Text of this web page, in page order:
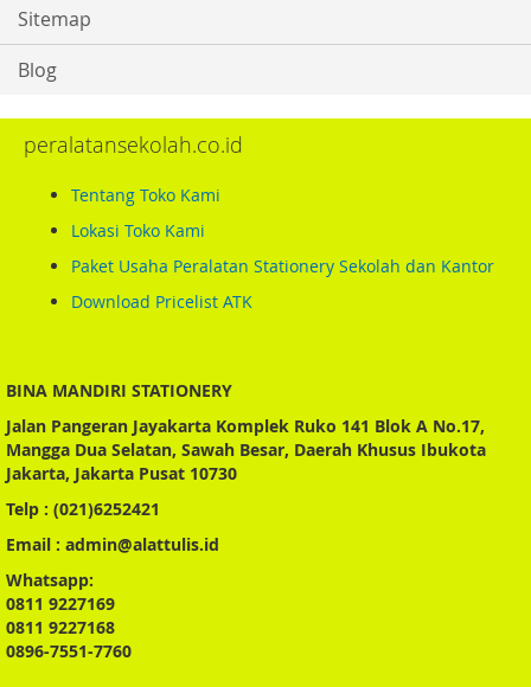
Sitemap
Blog
peralatansekolah.co.id
Tentang Toko Kami
Lokasi Toko Kami
Paket Usaha Peralatan Stationery Sekolah dan Kantor
Download Pricelist ATK
BINA MANDIRI STATIONERY
Jalan Pangeran Jayakarta Komplek Ruko 141 Blok A No.17,
Mangga Dua Selatan, Sawah Besar, Daerah Khusus Ibukota
Jakarta, Jakarta Pusat 10730
Telp : (021)6252421
Email : admin@alattulis.id
Whatsapp:
0811 9227169
0811 9227168
0896-7551-7760